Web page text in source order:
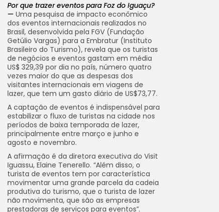
Por que trazer eventos para Foz do Iguaçu?
— Uma pesquisa de impacto econômico
dos eventos internacionais realizados no
Brasil, desenvolvida pela FGV (Fundação
Getúlio Vargas) para a Embratur (Instituto
Brasileiro do Turismo), revela que os turistas
de negócios e eventos gastam em média
US$ 329,39 por dia no país, número quatro
vezes maior do que as despesas dos
visitantes internacionais em viagens de
lazer, que tem um gasto diário de US$73,77.
A captação de eventos é indispensável para
estabilizar o fluxo de turistas na cidade nos
períodos de baixa temporada de lazer,
principalmente entre março e junho e
agosto e novembro.
A afirmação é da diretora executiva do Visit
Iguassu, Elaine Tenerello. “Além disso, o
turista de eventos tem por característica
movimentar uma grande parcela da cadeia
produtiva do turismo, que o turista de lazer
não movimenta, que são as empresas
prestadoras de serviços para eventos”.